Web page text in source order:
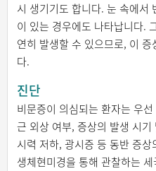
시 생기기도 합니다. 눈 속에서
이 있는 경우에도 나타납니다.
연히 발생할 수 있으므로, 이
다.
진단
비문증이 의심되는 환자는 우
근 외상 여부, 증상의 발생 시
시력 저하, 광시증 등 동반 증
생체현미경을 통해 관찰하는